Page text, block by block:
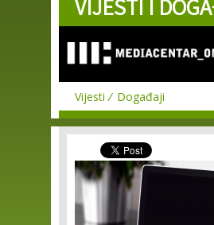
Skip to
main
VIJESTI I
Vijesti Događaji